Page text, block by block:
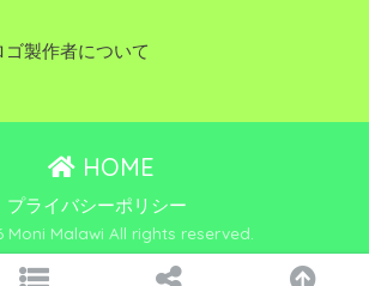
ゴ製作者について
HOME
プライバシーポリシー
Moni Malawi All rights reserved.